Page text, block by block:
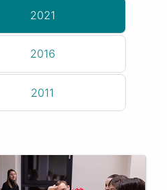
2021
2016
2011